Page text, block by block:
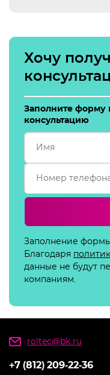
Хочу
Заполните форму
консультацию
Заполнение
Благодаря
данные не будут
компаниям.
roltec@bk.ru
+7 (812) 209-22-36